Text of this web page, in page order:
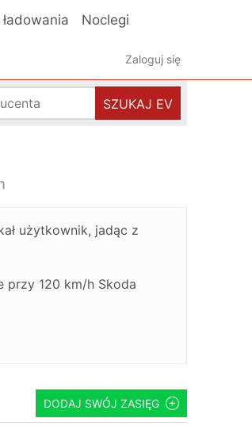
Noclegi
Zaloguj się
SZUKAJ EV
użytkownik, jadąc z
przy 120 km/h Skoda
DODAJ SWÓJ ZASIĘG